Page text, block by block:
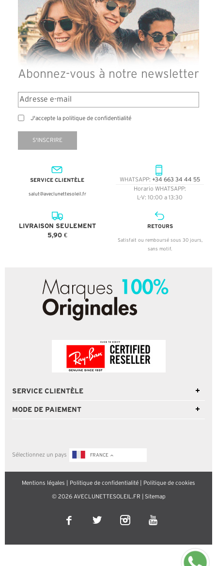
Abonnez-vous à notre newsletter
J'accepte la politique de confidentialité
S'INSCRIRE
SERVICE CLIENTÈLE
salut@aveclunettesoleil.fr
WHATSAPP: +34 663 34 44 55
Horario WHATSAPP:
L-V: 10:00 a 13:30
LIVRAISON SEULEMENT
5,90 €
RETOURS
Satisfait ou remboursé sous 30 jours,
sans motif.
SERVICE CLIENTÈLE
MODE DE PAIEMENT
Sélectionnez un pays FRANCE
Mentions légales Politique de confidentialité Politique de cookies
© 2026 AVECLUNETTESOLEIL.FR | Sitemap